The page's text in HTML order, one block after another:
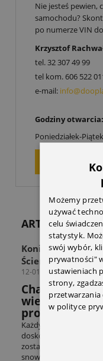
Nie jesteś pewien,
samochodu?
po numerze VIN
Krzysztof
tel.32 307 49 99
tel kom.606 522
e-mail:
Godziny otwarcia:
Poniedziałek-
ZAPYTAJ O
ARTYKUŁY
Koniec z
Ścienny THULE
12-01-2026
Chaos w
wieszak
problem
Każdy entuzjasta
doskonale zna ten
zostaje problem
snowboard na zimowe
Możemy
używać
celu
statystyk.
swój wybór,
prywatności"
ustawieniach
strony,
w polityce